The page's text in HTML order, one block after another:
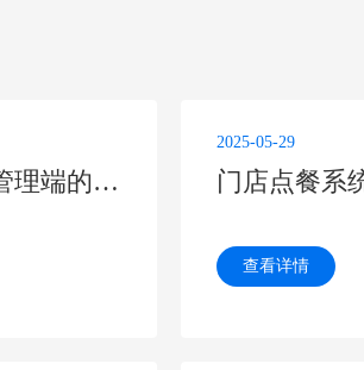
全面解析：上门家政系统用户端、服务端、管理端的核心功能
2025-05-29
门店点餐系
查看详情